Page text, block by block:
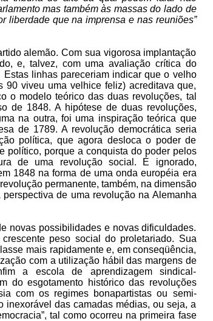
mas também às massas do lado de
liberdade que na imprensa e nas reuniões”
alemão. Com sua vigorosa implantação
e, talvez, com uma avaliação crítica do
linhas pareceriam indicar que o velho
viveu uma velhice feliz) acreditava que,
o modelo teórico das duas revoluções, tal
de 1848. A hipótese de duas revoluções,
na outra, foi uma inspiração teórica que
de 1789. A revolução democrática seria
política, que agora desloca o poder de
político, porque a conquista do poder pelos
de uma revolução social. É ignorado,
1848 na forma de uma onda européia era
permanente, também, na dimensão
de uma revolução na Alemanha
novas possibilidades e novas dificuldades.
peso social do proletariado. Sua
mais rapidamente e, em conseqüência,
com a utilização hábil das margens de
a escola de aprendizagem sindical-
do esgotamento histórico das revoluções
com os regimes bonapartistas ou semi-
inexorável das camadas médias, ou seja, a
tal como ocorreu na primeira fase